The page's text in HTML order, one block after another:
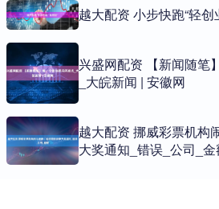
越大配资 小步快跑“轻创
兴盛网配资 【新闻随笔
_大皖新闻 | 安徽网
越大配资 挪威彩票机构
大奖通知_错误_公司_